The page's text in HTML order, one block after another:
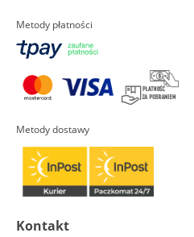
Metody płatności
Metody dostawy
Kontakt